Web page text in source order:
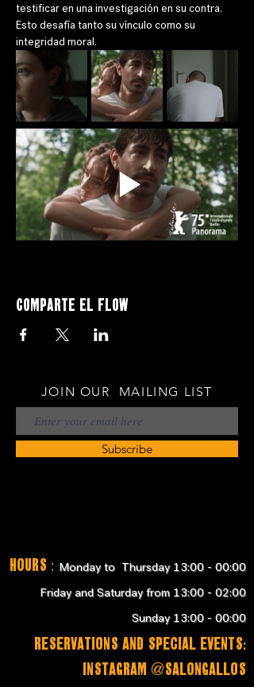
testificar en una investigación en su contra.
Esto desafía tanto su vínculo como su
integridad moral.
Comparte el flow
JOIN OUR MAILING LIST
Subscribe
Hours : Monday to Thursday 13:00 - 00:00
Friday and Saturday from 13:00 - 02:00
Sunday 13:00 - 00:00
RESERVATIONS and SPECIAL EVENTS:
instagram @salongallos